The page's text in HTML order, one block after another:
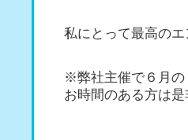
私にとって最高のエ
※弊社主催で６月の
お時間のある方は是